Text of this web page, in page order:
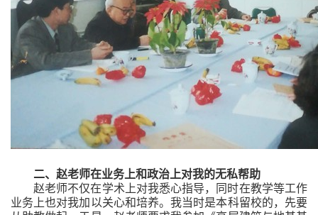
二、赵老师在业务上和政治上对我的无私帮助
赵老师不仅在学术上对我悉心指导，同时在教学等工作
业务上也对我加以关心和培养。我当时是本科留校的，先要